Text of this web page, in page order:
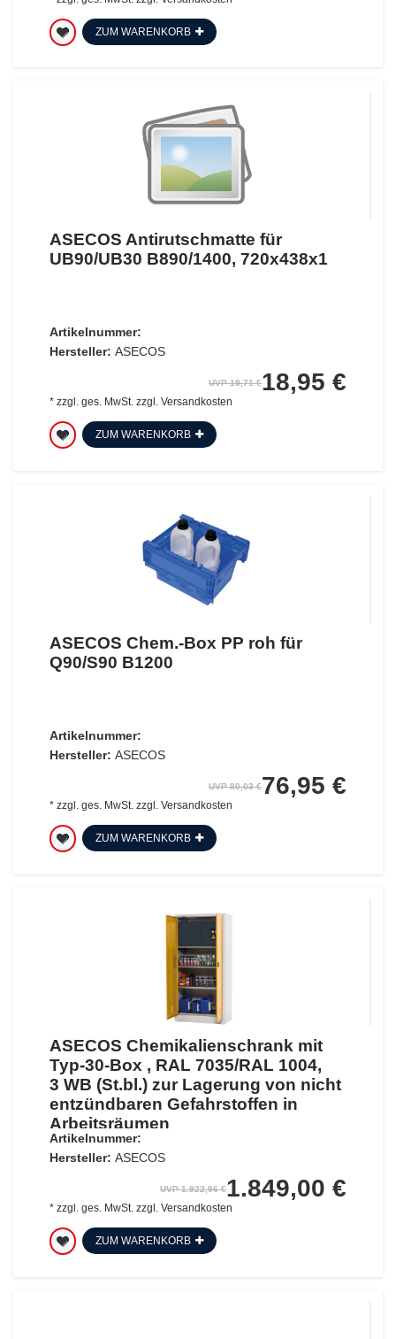
ZUM WARENKORB
ASECOS Antirutschmatte für
UB90/UB30 B890/1400, 720x438x1
Artikelnummer:
Hersteller: ASECOS
UVP 19,71 €18,95 €
* zzgl. ges. MwSt.zzgl. Versandkosten
ZUM WARENKORB
ASECOS Chem.-Box PP roh für
Q90/S90 B1200
Artikelnummer:
Hersteller: ASECOS
UVP 80,03 €76,95 €
* zzgl. ges. MwSt.zzgl. Versandkosten
ZUM WARENKORB
ASECOS Chemikalienschrank mit
Typ-30-Box , RAL 7035/RAL 1004,
3 WB (St.bl.) zur Lagerung von nicht
entzündbaren Gefahrstoffen in
Arbeitsräumen
Artikelnummer:
Hersteller: ASECOS
UVP 1.922,96 €1.849,00 €
* zzgl. ges. MwSt.zzgl. Versandkosten
ZUM WARENKORB